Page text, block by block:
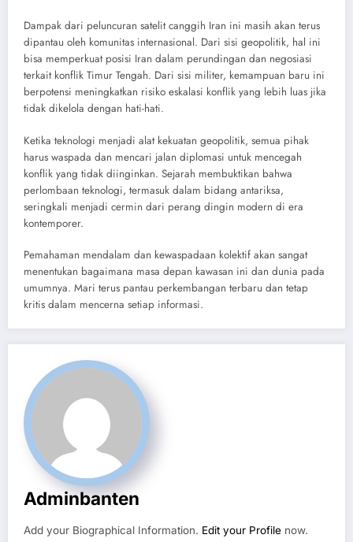
Dampak dari peluncuran satelit canggih Iran ini masih akan terus
dipantau oleh komunitas internasional. Dari sisi geopolitik, hal ini
bisa memperkuat posisi Iran dalam perundingan dan negosiasi
terkait konflik Timur Tengah. Dari sisi militer, kemampuan baru ini
berpotensi meningkatkan risiko eskalasi konflik yang lebih luas jika
tidak dikelola dengan hati-hati.
Ketika teknologi menjadi alat kekuatan geopolitik, semua pihak
harus waspada dan mencari jalan diplomasi untuk mencegah
konflik yang tidak diinginkan. Sejarah membuktikan bahwa
perlombaan teknologi, termasuk dalam bidang antariksa,
seringkali menjadi cermin dari perang dingin modern di era
kontemporer.
Pemahaman mendalam dan kewaspadaan kolektif akan sangat
menentukan bagaimana masa depan kawasan ini dan dunia pada
umumnya. Mari terus pantau perkembangan terbaru dan tetap
kritis dalam mencerna setiap informasi.
Adminbanten
Add your Biographical Information. Edit your Profile now.